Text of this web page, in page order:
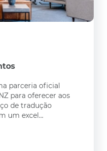
parceria oficial
para oferecer aos
de tradução
um excel...